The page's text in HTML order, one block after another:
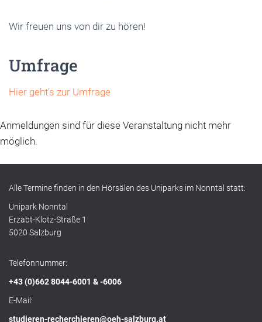
Wir freuen uns von dir zu hören!
Umfrage
Hier geht’s zur Umfrage
Anmeldungen sind für diese Veranstaltung nicht mehr
möglich.
Alle Termine finden in den Hörsälen des Uniparks im Nonntal statt:
Unipark Nonntal
Erzabt-Klotz-Straße 1
5020 Salzburg
Telefonnummer:
+43 (0)662 8044-6001 & -6006
E-Mail:
studieren-recherchieren@oeh-salzburg.at